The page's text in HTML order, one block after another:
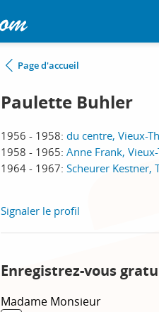
Page d'accueil
Paulette Buhler
1956 - 1958: du centre, Vieux-
1958 - 1965: Anne Frank,
1964 - 1967: Scheurer Kestner,
Signaler le profil
Enregistrez-vous
Madame Monsieur